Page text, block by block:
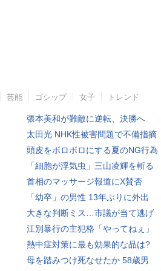
芸能 ゴシップ 女子 トレンド
張本美和が難敵に逆転、決勝へ
太田光 NHK性被害問題で不備指摘
頭皮をボロボロにする夏のNG行為
「細胞が浮気虫」三山凌輝を斬る
首相のマッサージ報道にX賛否
「幼卒」の男性 13年ぶりに外出
大きな判断ミス…市議が当て逃げ
江別暴行の主犯格「やってねぇ」
熱中症対策に最も効果的な品は?
母を踏みつけ死なせたか 58歳男